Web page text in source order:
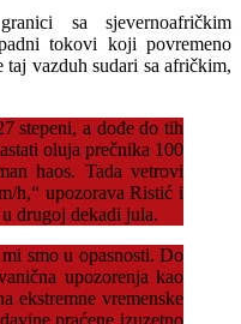
sa sjevernoafričkim
tokovi koji povremeno
taj vazduh sudari sa afričkim,
stepeni, a dođe do tih
oluja prečnika 100
haos. Tada vetrovi
h,“ upozorava Ristić i
drugoj dekadi jula.
smo u opasnosti. Do
upozorenja kao
ekstremne vremenske
praćene izuzetno